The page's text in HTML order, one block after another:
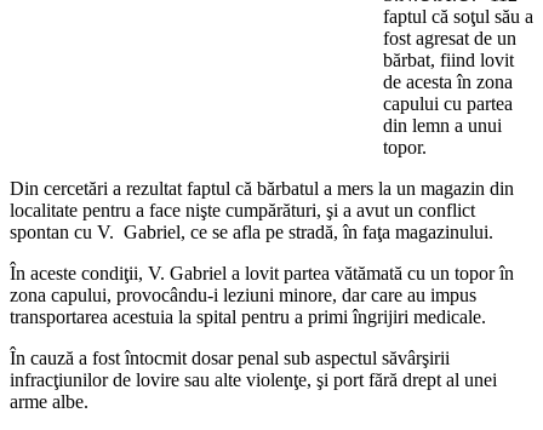
faptul că soţul său a
fost agresat de un
bărbat, fiind lovit
de acesta în zona
capului cu partea
din lemn a unui
topor.
Din cercetări a rezultat faptul că bărbatul a mers la un magazin din
localitate pentru a face nişte cumpărături, şi a avut un conflict
spontan cu V. Gabriel, ce se afla pe stradă, în faţa magazinului.
În aceste condiţii, V. Gabriel a lovit partea vătămată cu un topor în
zona capului, provocându-i leziuni minore, dar care au impus
transportarea acestuia la spital pentru a primi îngrijiri medicale.
În cauză a fost întocmit dosar penal sub aspectul săvârşirii
infracţiunilor de lovire sau alte violenţe, şi port fără drept al unei
arme albe.